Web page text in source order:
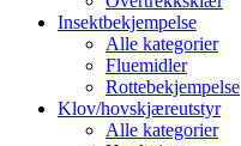
Insektbekjempelse
Alle kategorier
Fluemidler
Rottebekjempelse
Klov/hovskjæreutstyr
Alle kategorier